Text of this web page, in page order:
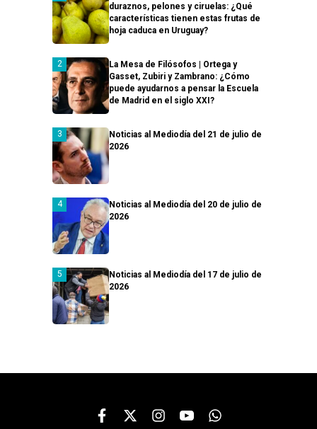
duraznos, pelones y ciruelas: ¿Qué
características tienen estas frutas de
hoja caduca en Uruguay?
La Mesa de Filósofos | Ortega y
Gasset, Zubiri y Zambrano: ¿Cómo
puede ayudarnos a pensar la Escuela
de Madrid en el siglo XXI?
Noticias al Mediodía del 21 de julio de
2026
Noticias al Mediodía del 20 de julio de
2026
Noticias al Mediodía del 17 de julio de
2026